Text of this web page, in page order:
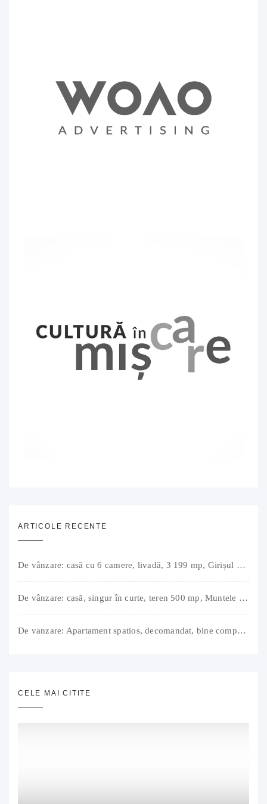
ARTICOLE RECENTE
De vânzare: casă cu 6 camere, livadă, 3 199 mp, Girișul Negru, Bihor, 42 000 Euro. Comision 0.
De vânzare: casă, singur în curte, teren 500 mp, Muntele Găina, Oradea. 157.000 € (negociabil). Comision 0.
De vanzare: Apartament spatios, decomandat, bine compartimentat, 3 camere, 2 bai, bucatarie, suprafață utilă de 64 mp + 3 balcoane (11 mp), strada Barierei, zona Dragos Voda Oradea. 89 500 E (neg). Comision 0
CELE MAI CITITE